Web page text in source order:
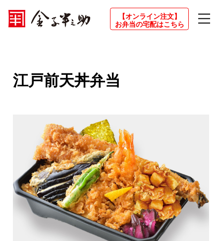
【オンライン注文】
お弁当の宅配はこちら
江戸前天丼弁当